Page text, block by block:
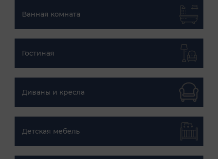
Ванная комната
Гостиная
Диваны и кресла
Детская мебель